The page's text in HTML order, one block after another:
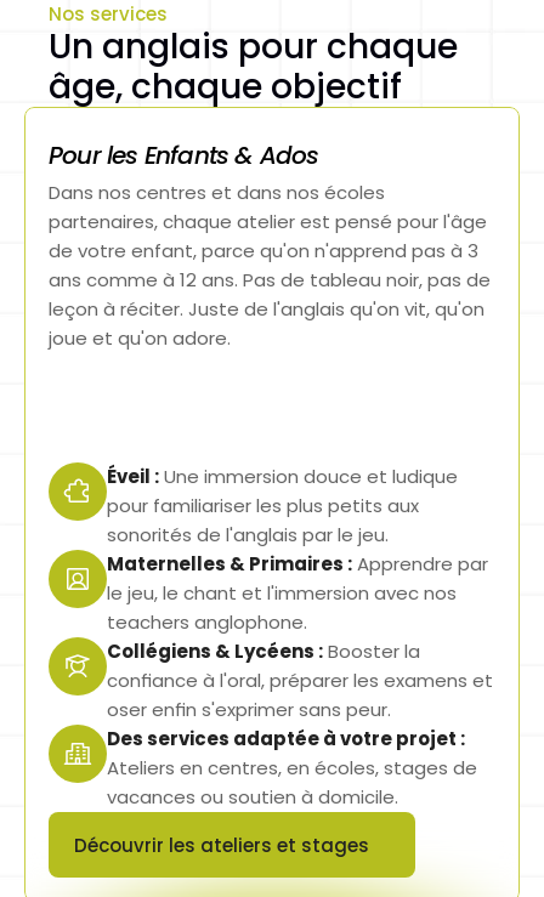
Nos services
Un anglais pour chaque
âge, chaque objectif
Pour les Enfants & Ados
Dans nos centres et dans nos écoles
partenaires, chaque atelier est pensé pour l'âge
de votre enfant, parce qu'on n'apprend pas à 3
ans comme à 12 ans. Pas de tableau noir, pas de
leçon à réciter. Juste de l'anglais qu'on vit, qu'on
joue et qu'on adore.
Éveil :Une immersion douce et ludique
pour familiariser les plus petits aux
sonorités de l'anglais par le jeu.
Maternelles & Primaires :Apprendre par
le jeu, le chant et l'immersion avec nos
teachers anglophone.
Collégiens & Lycéens :Booster la
confiance à l'oral, préparer les examens et
oser enfin s'exprimer sans peur.
Des services adaptée à votre projet :
Ateliers en centres, en écoles, stages de
vacances ou soutien à domicile.
Découvrir les ateliers et stages